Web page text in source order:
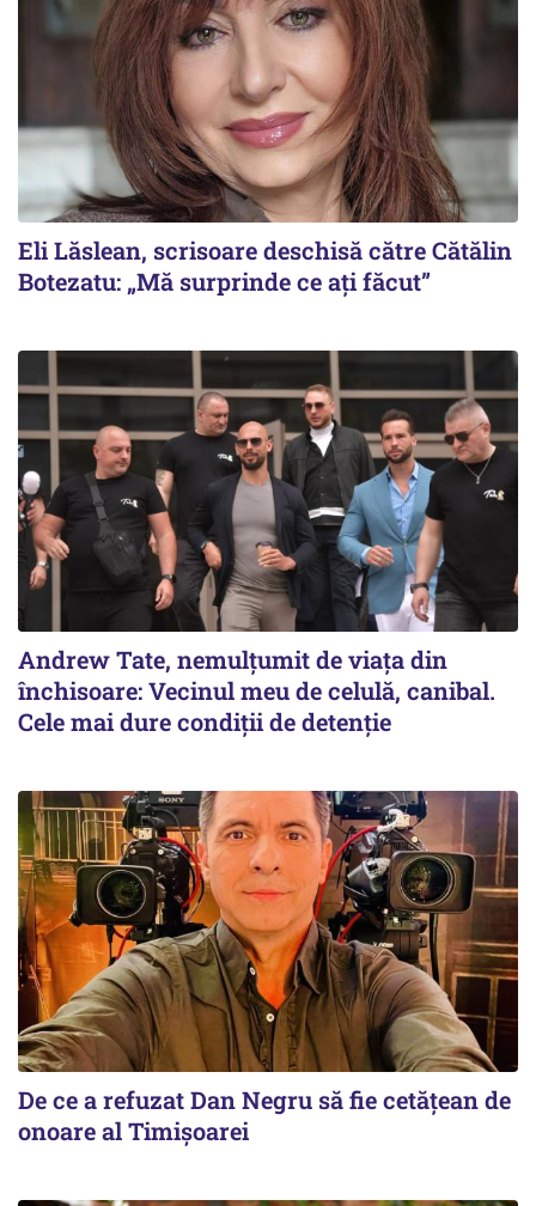
Eli Lăslean, scrisoare deschisă către Cătălin
Botezatu: „Mă surprinde ce ați făcut”
Andrew Tate, nemulțumit de viața din
închisoare: Vecinul meu de celulă, canibal.
Cele mai dure condiții de detenție
De ce a refuzat Dan Negru să fie cetățean de
onoare al Timișoarei